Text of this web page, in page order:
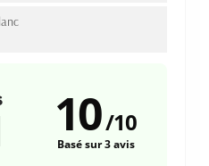
10/10
Basé sur 3 avis